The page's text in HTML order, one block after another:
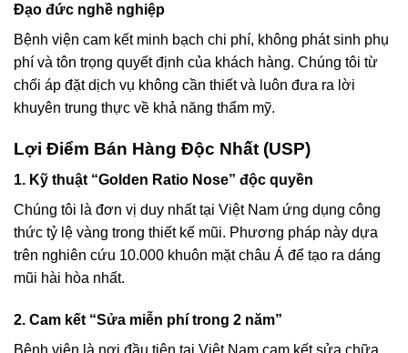
Đạo đức nghề nghiệp
Bệnh viện cam kết minh bạch chi phí, không phát sinh phụ
phí và tôn trọng quyết định của khách hàng. Chúng tôi từ
chối áp đặt dịch vụ không cần thiết và luôn đưa ra lời
khuyên trung thực về khả năng thẩm mỹ.
Lợi Điểm Bán Hàng Độc Nhất (USP)
1. Kỹ thuật “Golden Ratio Nose” độc quyền
Chúng tôi là đơn vị duy nhất tại Việt Nam ứng dụng công
thức tỷ lệ vàng trong thiết kế mũi. Phương pháp này dựa
trên nghiên cứu 10.000 khuôn mặt châu Á để tạo ra dáng
mũi hài hòa nhất.
2. Cam kết “Sửa miễn phí trong 2 năm”